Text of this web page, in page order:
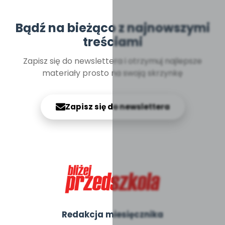
Bądź na bieżąco z najnowszymi
treściami
Zapisz się do newslettera i otrzymuj najlepsze
materiały prosto na swoją skrzynkę
Zapisz się do newslettera
Redakcja miesięcznika